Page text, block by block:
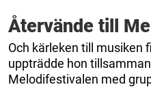
Återvände till
Och kärleken till musiken
uppträdde hon
Melodifestivalen med